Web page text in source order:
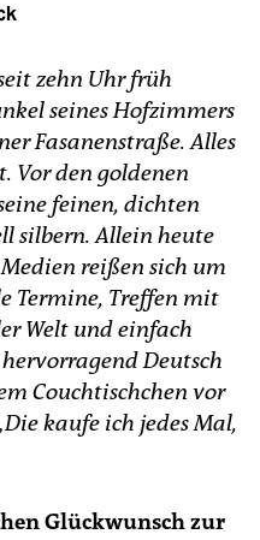
zehn Uhr früh
seines Hofzimmers
Fasanenstraße. Alles
Vor den goldenen
feinen, dichten
silbern. Allein heute
reißen sich um
Termine, Treffen mit
Welt und einfach
Deutsch
Couchtischchen vor
kaufe ich jedes Mal,
Glückwunsch zur